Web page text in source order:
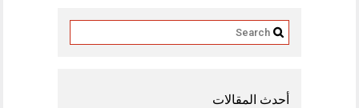
أحدث المقالات